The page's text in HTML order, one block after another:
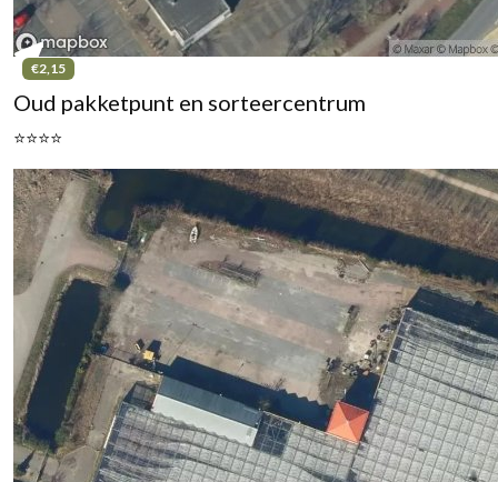
€2,15
Oud pakketpunt en sorteercentrum
⭐⭐⭐⭐